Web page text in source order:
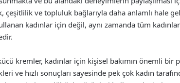
çeşitlilik ve topluluk bağlarıyla daha anlamlı hale
kadınlar için değil, aynı zamanda tüm
kremler, kadınlar için kişisel bakımın önemli bir
ve hızlı sonuçları sayesinde pek çok kadın